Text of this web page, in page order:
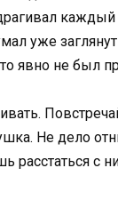
уже
явно не был
Не дело
расстаться с